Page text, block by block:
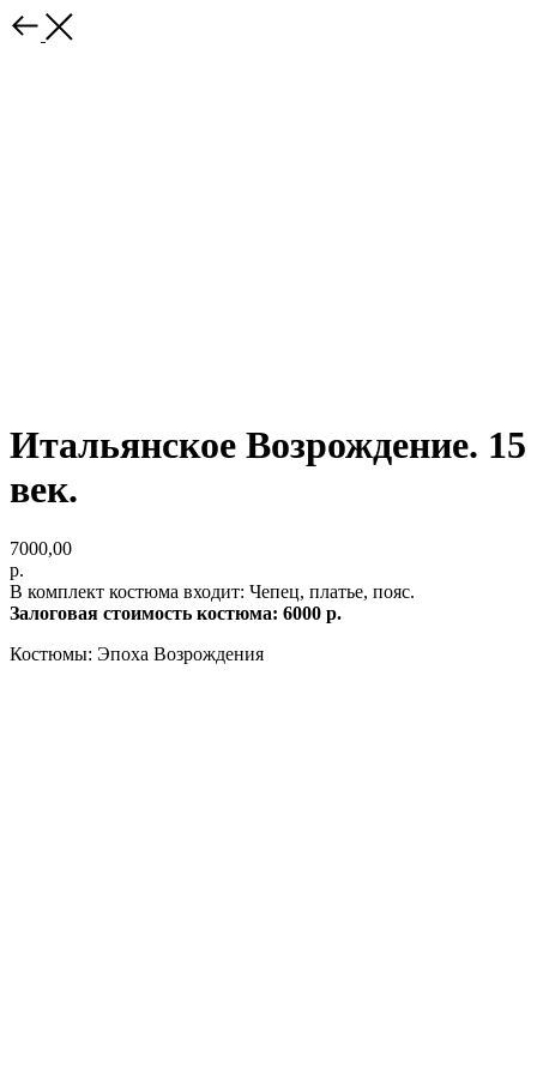
Итальянское Возрождение. 15
век.
7000,00
р.
В комплект костюма входит: Чепец, платье, пояс.
Залоговая стоимость костюма: 6000 р.
Костюмы: Эпоха Возрождения